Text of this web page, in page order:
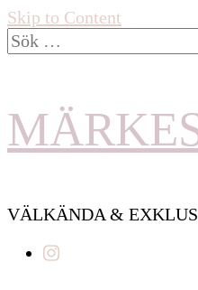
Skip to Content
Sök
efter:
VÄLKÄNDA &